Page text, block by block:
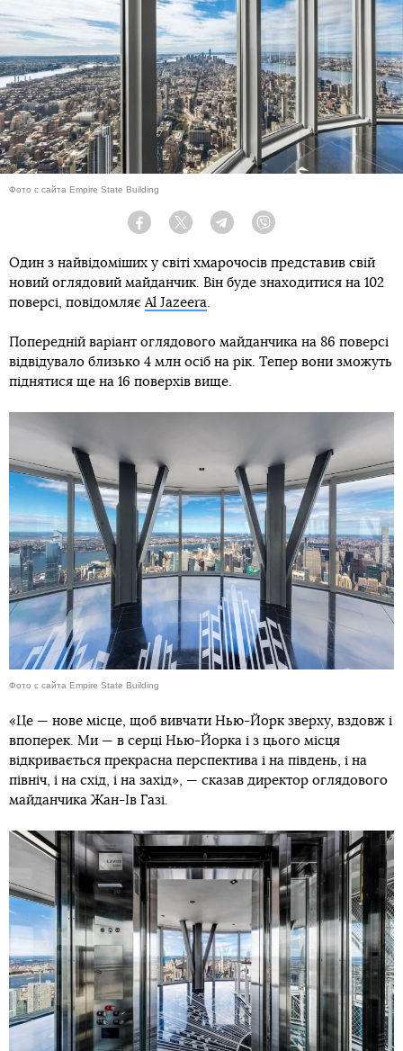
Фото с сайта Empire State Building
Facebook Twitter Telegram
Один з найвідоміших у світі хмарочосів представив свій
новий оглядовий майданчик. Він буде знаходитися на 102
поверсі, повідомляєAl Jazeera.
Попередній варіант оглядового майданчика на 86 поверсі
відвідувало близько 4 млн осіб на рік. Тепер вони зможуть
піднятися ще на 16 поверхів вище.
Фото с сайта Empire State Building
«Це — нове місце, щоб вивчати Нью-Йорк зверху, вздовж і
впоперек. Ми — в серці Нью-Йорка і з цього місця
відкривається прекрасна перспектива і на південь, і на
північ, і на схід, і на захід», — сказав директор оглядового
майданчика Жан-Ів Газі.